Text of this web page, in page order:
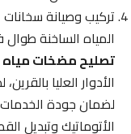
تركيب وصيانة سخانات
المياه الساخنة طوال
تصليح مضخات مياه
الأدوار العليا
لضمان جودة الخدمات
الأتوماتيك وتبديل